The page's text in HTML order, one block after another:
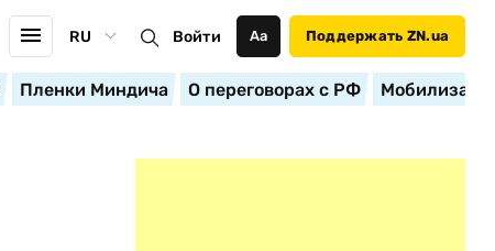
RU Войти Аа Поддержать ZN.ua
Пленки Миндича О переговорах с РФ